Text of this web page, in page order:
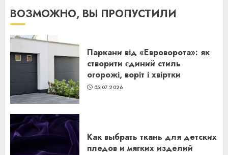
ВОЗМОЖНО, ВЫ ПРОПУСТИЛИ
Паркани від «Евроворота»: як
створити єдиний стиль
огорожі, воріт і хвіртки
05.07.2026
Как выбрать ткань для детских
пледов и мягких изделий